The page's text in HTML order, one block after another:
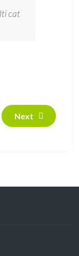
cat
Next